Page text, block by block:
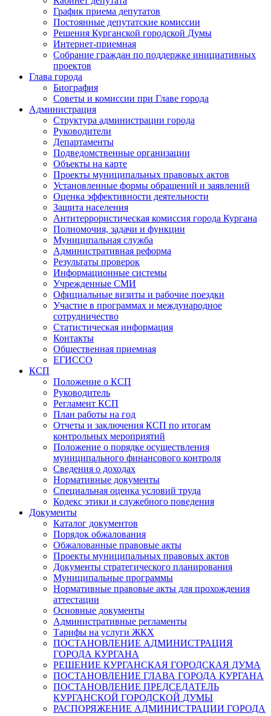
График приема депутатов
Постоянные депутатские комиссии
Решения Курганской городской Думы
Интернет-приемная
Собрание граждан по поддержке инициативных
проектов
Глава города
Биография
Советы и комиссии при Главе города
Администрация
Структура администрации города
Руководители
Департаменты
Подведомственные организации
Объекты на карте
Проекты муниципальных правовых актов
Установленные формы обращений и заявлений
Оценка эффективности деятельности
Защита населения
Антитеррористическая комиссия города Кургана
Полномочия, задачи и функции
Муниципальная служба
Административная реформа
Результаты проверок
Информационные системы
Учрежденные СМИ
Официальные визиты и рабочие поездки
Участие в программах и международное
сотрудничество
Статистическая информация
Контакты
Общественная приемная
ЕГИССО
КСП
Положение о КСП
Руководитель
Регламент КСП
План работы на год
Отчеты и заключения КСП по итогам
контрольных мероприятий
Положение о порядке осуществления
муниципального финансового контроля
Сведения о доходах
Нормативные документы
Специальная оценка условий труда
Кодекс этики и служебного поведения
Документы
Каталог документов
Порядок обжалования
Обжалованные правовые акты
Проекты муниципальных правовых актов
Документы стратегического планирования
Муниципальные программы
Нормативные правовые акты для прохождения
аттестации
Основные документы
Административные регламенты
Тарифы на услуги ЖКХ
ПОСТАНОВЛЕНИЕ АДМИНИСТРАЦИЯ
ГОРОДА КУРГАНА
РЕШЕНИЕ КУРГАНСКАЯ ГОРОДСКАЯ ДУМА
ПОСТАНОВЛЕНИЕ ГЛАВА ГОРОДА КУРГАНА
ПОСТАНОВЛЕНИЕ ПРЕДСЕДАТЕЛЬ
КУРГАНСКОЙ ГОРОДСКОЙ ДУМЫ
РАСПОРЯЖЕНИЕ АДМИНИСТРАЦИИ ГОРОДА